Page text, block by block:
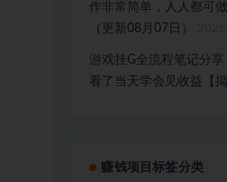
作非常简单，人人都可
（更新08月07日）
游戏挂G全流程笔记分享
看了当天学会见收益【揭
赚钱项目标签分类